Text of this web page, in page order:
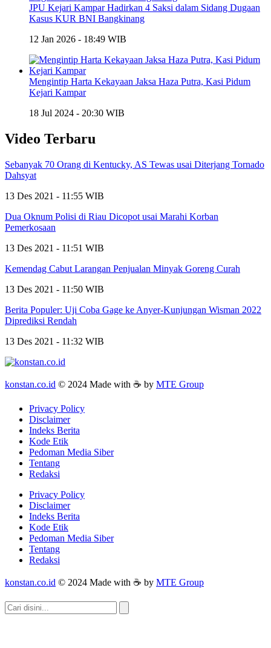
JPU Kejari Kampar Hadirkan 4 Saksi dalam Sidang Dugaan
Kasus KUR BNI Bangkinang
12 Jan 2026 - 18:49 WIB
Mengintip Harta Kekayaan Jaksa Haza Putra, Kasi Pidum
Kejari Kampar
18 Jul 2024 - 20:30 WIB
Video Terbaru
Sebanyak 70 Orang di Kentucky, AS Tewas usai Diterjang Tornado
Dahsyat
13 Des 2021 - 11:55 WIB
Dua Oknum Polisi di Riau Dicopot usai Marahi Korban
Pemerkosaan
13 Des 2021 - 11:51 WIB
Kemendag Cabut Larangan Penjualan Minyak Goreng Curah
13 Des 2021 - 11:50 WIB
Berita Populer: Uji Coba Gage ke Anyer-Kunjungan Wisman 2022
Diprediksi Rendah
13 Des 2021 - 11:32 WIB
konstan.co.id © 2024 Made with ☕ by MTE Group
Privacy Policy
Disclaimer
Indeks Berita
Kode Etik
Pedoman Media Siber
Tentang
Redaksi
Privacy Policy
Disclaimer
Indeks Berita
Kode Etik
Pedoman Media Siber
Tentang
Redaksi
konstan.co.id © 2024 Made with ☕ by MTE Group